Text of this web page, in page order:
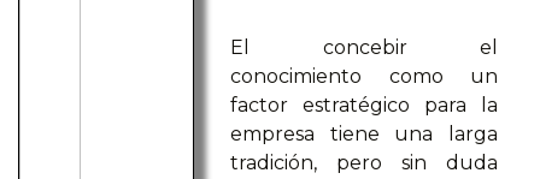
El concebir el
conocimiento como un
factor estratégico para la
empresa tiene una larga
tradición, pero sin duda